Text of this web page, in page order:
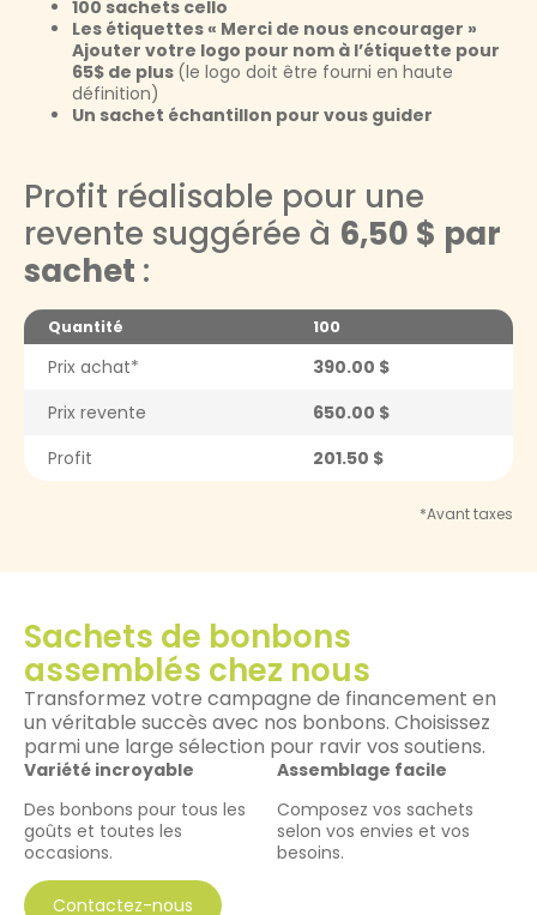
100 sachets cello
Les étiquettes « Merci de nous encourager »
Ajouter votre logo pour nom à l’étiquette pour
65$ de plus (le logo doit être fourni en haute
définition)
Un sachet échantillon pour vous guider
Profit réalisable pour une
revente suggérée à 6,50 $ par
sachet :
Quantité 100
Prix achat*
390.00 $
Prix revente
650.00 $
Profit
201.50 $
*Avant taxes
Sachets de bonbons
assemblés chez nous
Transformez votre campagne de financement en
un véritable succès avec nos bonbons. Choisissez
parmi une large sélection pour ravir vos soutiens.
Variété incroyable
Des bonbons pour tous les
goûts et toutes les
occasions.
Assemblage facile
Composez vos sachets
selon vos envies et vos
besoins.
Contactez-nous